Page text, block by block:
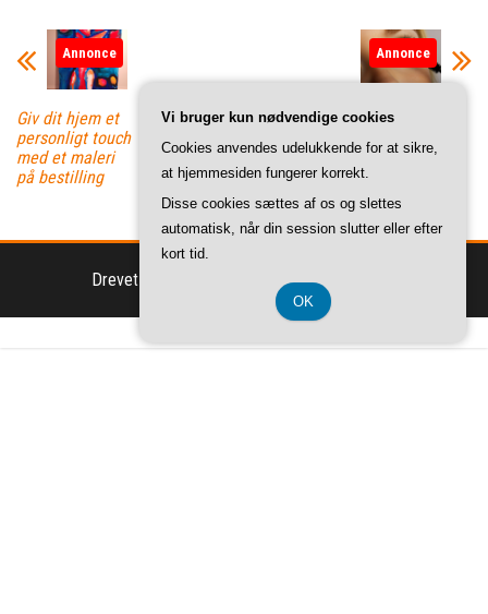
Annonce
Giv dit hjem et
personligt touch
med et maleri
på bestilling
Annonce
Fem Mascara-
Trick til at Få
Optimal
Volumen og
Længde
Drevet af Tema:Envo Magazine
Vi bruger kun nødvendige cookies
Cookies anvendes udelukkende for at sikre,
at hjemmesiden fungerer korrekt.
Disse cookies sættes af os og slettes
automatisk, når din session slutter eller efter
kort tid.
OK